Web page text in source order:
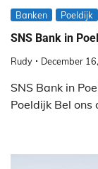
Banken Poeldijk
SNS Bank in
Rudy December
SNS Bank in
Poeldijk Bel